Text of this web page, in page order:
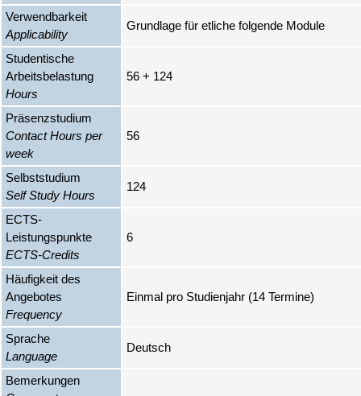
Verwendbarkeit
Applicability
Grundlage für etliche folgende Module
Studentische
Arbeitsbelastung
Hours
56 + 124
Präsenzstudium
Contact Hours per
week
56
Selbststudium
Self Study Hours
124
ECTS-
Leistungspunkte
ECTS-Credits
6
Häufigkeit des
Angebotes
Frequency
Einmal pro Studienjahr (14 Termine)
Sprache
Language
Deutsch
Bemerkungen